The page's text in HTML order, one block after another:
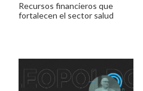
Recursos financieros que
fortalecen el sector salud